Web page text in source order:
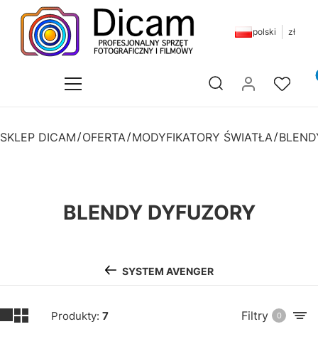
polski zł
Otwórz wyszukiwarkę
SKLEP DICAM OFERTA MODYFIKATORY ŚWIATŁA
BLENDY DYFUZORY
SYSTEM AVENGER
Produkty: 7 Filtry 0